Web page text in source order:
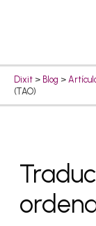
Dixit > Blog >
(TAO)
entradas